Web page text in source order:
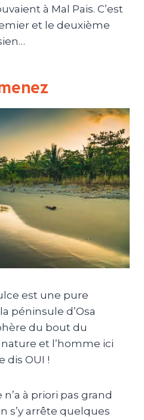
à Mal Pais. C’est
et le deuxième
est une pure
péninsule d’Osa
du bout du
et l’homme ici
dis OUI !
à priori pas grand
s’y arrête quelques